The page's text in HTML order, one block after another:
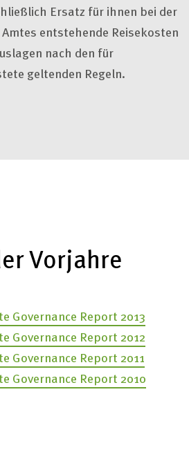
Ersatz für ihnen bei der
entstehende Reisekosten
nach den für
geltenden Regeln.
Vorjahre
Governance Report 2013
Governance Report 2012
Governance Report 2011
Governance Report 2010